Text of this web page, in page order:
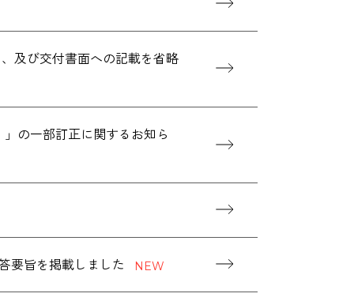
及び交付書面への記載を省略
の一部訂正に関するお知ら
要旨を掲載しました